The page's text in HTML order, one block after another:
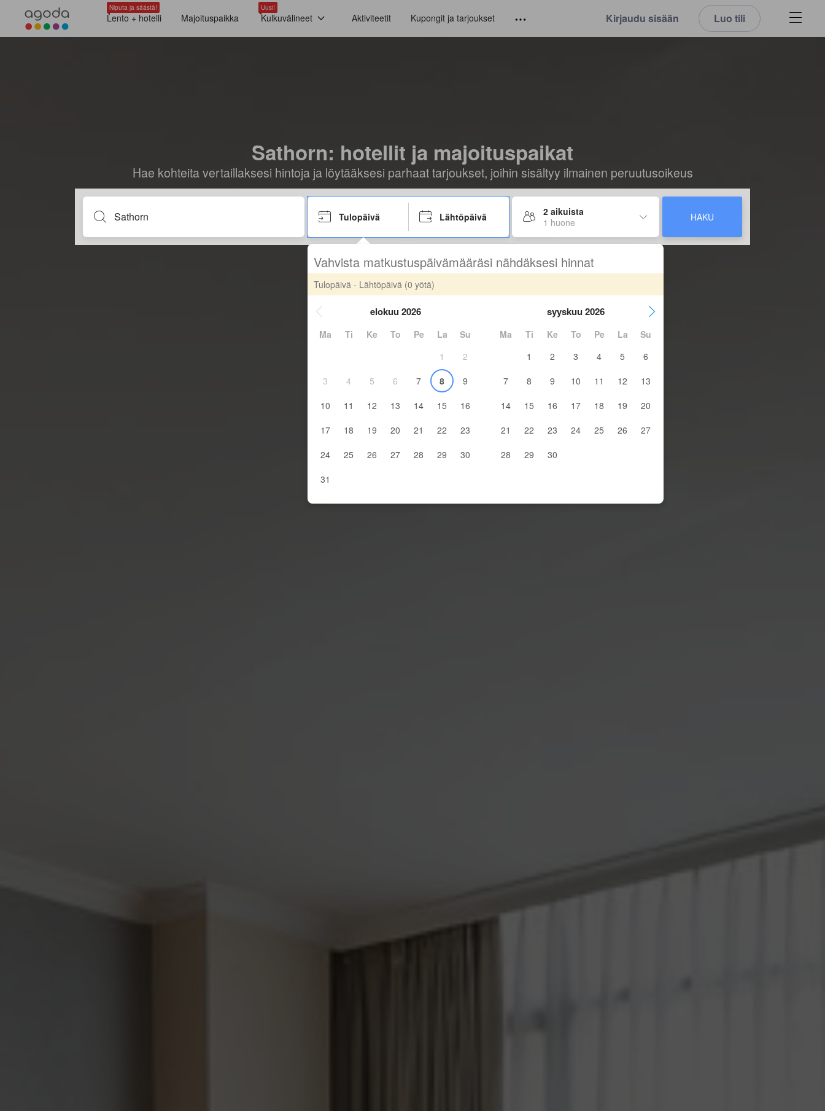
Niputa ja säästä!
Lento + hotelli Majoituspaikka
Uusi!
Kulkuvälineet Aktiviteetit Kupongit ja tarjoukset Kirjaudu sisään Luo tili
Sathorn: hotellit ja majoituspaikat
Hae kohteita vertaillaksesi hintoja ja löytääksesi parhaat tarjoukset, joihin sisältyy ilmainen peruutusoikeus
Tulopäivä Lähtöpäivä
2 aikuista
1 huone
HAKU
Vahvista matkustuspäivämääräsi nähdäksesi hinnat
Tulopäivä - Lähtöpäivä (0 yötä)
elokuu 2026
Ma Ti Ke To Pe La
Su
1
2
3
4 5 6 7 8
9
10
11 12 13 14 15
16
17
18 19 20 21 22
23
24
25 26 27 28 29
30
31
syyskuu 2026
Ma Ti Ke To Pe La
Su
1
2 3 4 5
6
7
8 9 10 11 12
13
14
15 16 17 18 19
20
21
22 23 24 25 26
27
28
29 30